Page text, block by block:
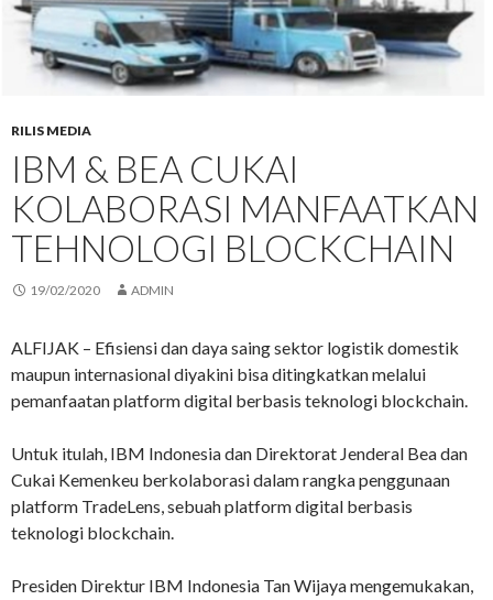
RILIS MEDIA
IBM & BEA CUKAI
KOLABORASI MANFAATKAN
TEHNOLOGI BLOCKCHAIN
19/02/2020 ADMIN
ALFIJAK – Efisiensi dan daya saing sektor logistik domestik
maupun internasional diyakini bisa ditingkatkan melalui
pemanfaatan platform digital berbasis teknologi blockchain.
Untuk itulah, IBM Indonesia dan Direktorat Jenderal Bea dan
Cukai Kemenkeu berkolaborasi dalam rangka penggunaan
platform TradeLens, sebuah platform digital berbasis
teknologi blockchain.
Presiden Direktur IBM Indonesia Tan Wijaya mengemukakan,